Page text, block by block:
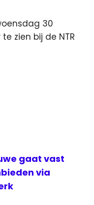
30
zien bij de NTR
gaat vast
via